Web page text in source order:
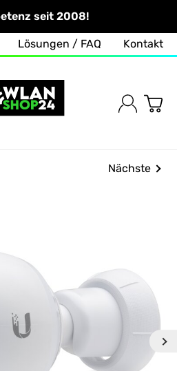
seit 2008!
Lösungen / FAQ Kontakt
Nächste